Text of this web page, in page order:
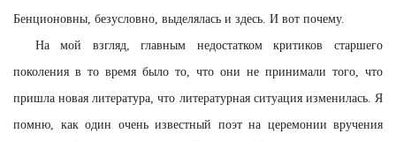
Бенционовны, безусловно, выделялась и здесь. И вот почему.
На мой взгляд, главным недостатком критиков старшего
поколения в то время было то, что они не принимали того, что
пришла новая литература, что литературная ситуация изменилась. Я
помню, как один очень известный поэт на церемонии вручения